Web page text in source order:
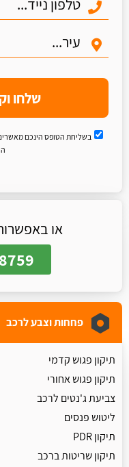
שלחו
בשליחת הטופס הינכם
או
פחחות וצבע לרכב
תיקון פגוש קדמי
תיקון פגוש אחורי
צביעת ג'נטים לרכב
ליטוש פנסים
תיקון PDR
תיקון שריטות ברכב